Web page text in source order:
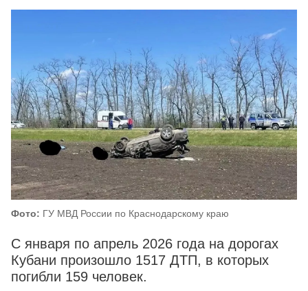
Фото: ГУ МВД России по Краснодарскому краю
С января по апрель 2026 года на дорогах
Кубани произошло 1517 ДТП, в которых
погибли 159 человек.